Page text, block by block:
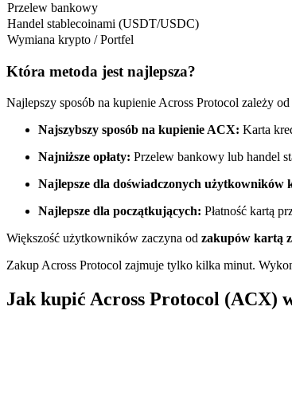
Kontrakty terminowe na USDC
Kopiowanie Transakcji
Dołącz do najlepszych traderów
Przelew bankowy
Handel stablecoinami (USDT/USDC)
Wymiana krypto / Portfel
Która metoda jest najlepsza?
Najlepszy sposób na kupienie Across Protocol zależy
Najszybszy sposób na kupienie ACX: Karta
Najniższe opłaty: Przelew bankowy lub handel
Najlepsze dla doświadczonych użytkowników
Najlepsze dla początkujących: Płatność kartą
Większość użytkowników zaczyna od zakupów kartą
Zakup Across Protocol zajmuje tylko kilka minut.
Jak kupić Across Protocol (ACX)